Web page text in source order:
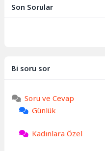
Son Sorular
Bi soru sor
Soru ve Cevap
Günlük
Kadınlara Özel